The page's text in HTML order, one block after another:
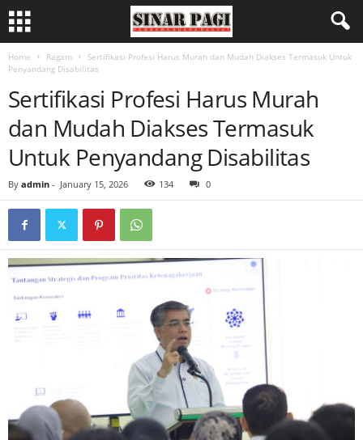
Home Ragam
Sertifikasi Profesi Harus Murah dan Mudah Diakses Termasuk Untuk
Penyandang Disabilitas
Sertifikasi Profesi Harus Murah
dan Mudah Diakses Termasuk
Untuk Penyandang Disabilitas
By admin - January 15, 2026 134 0